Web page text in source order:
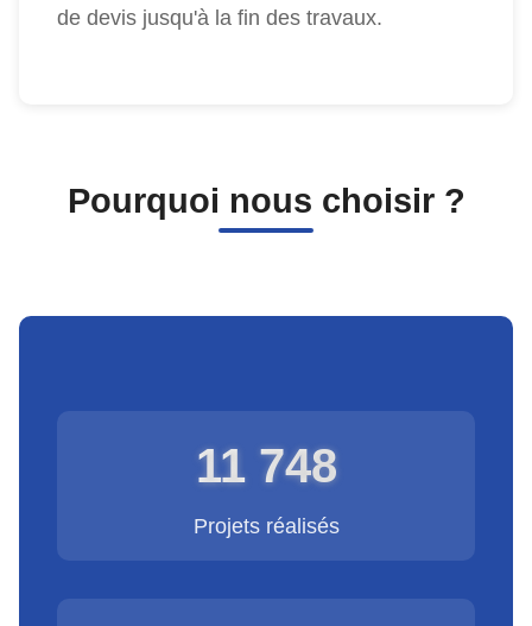
de devis jusqu'à la fin des travaux.
Pourquoi nous choisir ?
11 748
Projets réalisés